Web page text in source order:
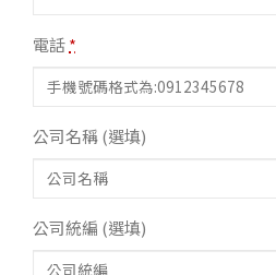
電話*
公司名稱(選填)
公司統編 (選填)